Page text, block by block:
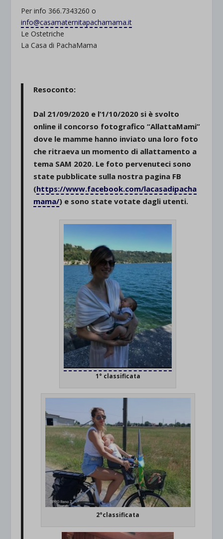
Per info 366.7343260 o
info@casamaternitapachamama.it
Le Ostetriche
La Casa di PachaMama
Resoconto:
Dal 21/09/2020 e l’1/10/2020 si è svolto
online il concorso fotografico “AllattaMami”
dove le mamme hanno inviato una loro foto
che ritraeva un momento di allattamento a
tema SAM 2020. Le foto pervenuteci sono
state pubblicate sulla nostra pagina FB
(https://www.facebook.com/lacasadipacha
mama/) e sono state votate dagli utenti.
1° classificata
2°classificata